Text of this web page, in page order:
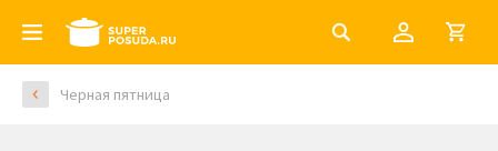
Черная пятница